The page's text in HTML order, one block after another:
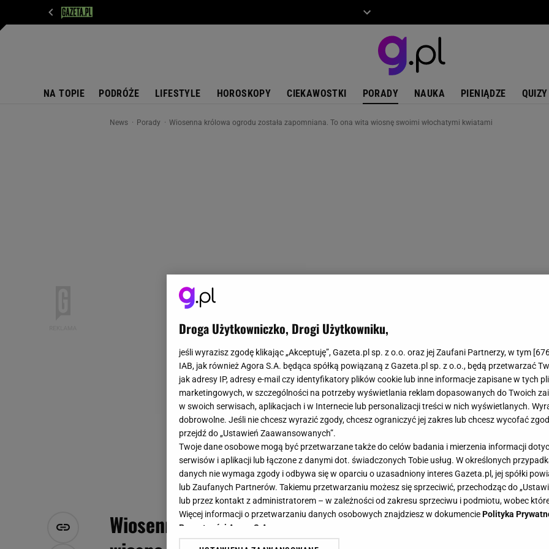
NA TOPIE PODRÓŻE LIFESTYLE HOROSKOPY CIEKAWOSTKI PORADY NAUKA PIENIĄDZE QUIZY
News Porady Wiosenna królowa ogrodu została zapomniana. To ona wita wiosnę swoimi włochatymi kwiatami
Wiosenna królowa ogrodu została zapomniana. To ona
Droga Użytkowniczko, Drogi Użytkowniku,
jeśli wyrazisz zgodę klikając „Akceptuję”, Gazeta.pl sp. z o.o. oraz jej Zaufani Partnerzy, w tym [
IAB, jak również Agora S.A. będąca spółką powiązaną z Gazeta.pl sp. z o.o., będą przetwarzać
jak adresy IP, adresy e-mail czy identyfikatory plików cookie lub inne informacje zapisane w tych
marketingowych, w szczególności na potrzeby wyświetlania reklam dopasowanych do Twoich
w swoich serwisach, aplikacjach i w Internecie lub personalizacji treści w nich wyświetlanych.
dobrowolne. Jeśli nie chcesz wyrazić zgody, chcesz ograniczyć jej zakres lub chcesz wycofać
przejdź do „Ustawień Zaawansowanych”.
Twoje dane osobowe mogą być przetwarzane także do celów badania i mierzenia informacji
serwisów i aplikacji lub łączone z danymi dot. świadczonych Tobie usług. W określonych
danych nie wymaga zgody i odbywa się w oparciu o uzasadniony interes Gazeta.pl, jej spółki
lub Zaufanych Partnerów. Takiemu przetwarzaniu możesz się sprzeciwić, przechodząc do
lub przez kontakt z administratorem – w zależności od zakresu sprzeciwu i podmiotu, wobec
Więcej informacji o przetwarzaniu danych osobowych znajdziesz w dokumenciePolityka
Prywatności Agora S.A.